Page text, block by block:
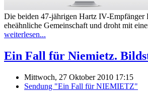
Die beiden 47-jährigen Hartz IV-Empfänger
eheähnliche Gemeinschaft und droht mit
weiterlesen...
Ein Fall für Niemietz.
Mittwoch, 27 Oktober 2010 17:15
Sendung "Ein Fall für NIEMIETZ"